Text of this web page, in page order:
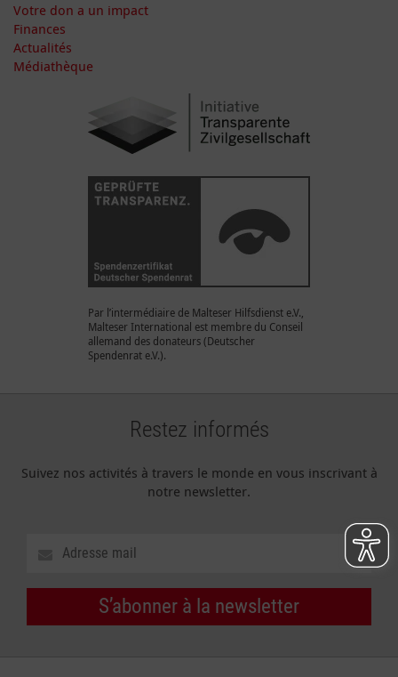
Votre don a un impact
Finances
Actualités
Médiathèque
Par l’intermédiaire de Malteser Hilfsdienst e.V.,
Malteser International est membre du Conseil
allemand des donateurs (Deutscher
Spendenrat e.V.).
Restez informés
Suivez nos activités à travers le monde en vous inscrivant à
notre newsletter.
S’abonner à la newsletter